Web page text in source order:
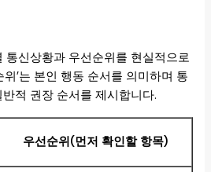
통신상황과 우선순위를 현실적으로
위’는 본인 행동 순서를 의미하며 통
적 권장 순서를 제시합니다.
우선순위(먼저 확인할 항목)